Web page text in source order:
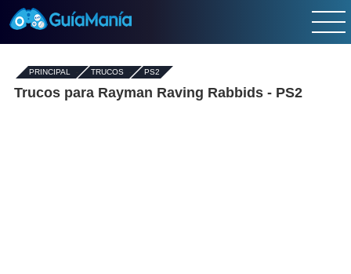
PRINCIPAL - TRUCOS- PS2
Trucos para Rayman Raving Rabbids - PS2